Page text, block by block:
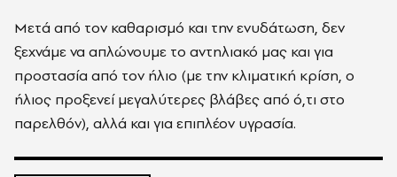
Μετά από τον καθαρισμό και την ενυδάτωση, δεν
ξεχνάμε να απλώνουμε το αντηλιακό μας και για
προστασία από τον ήλιο (με την κλιματική κρίση, ο
ήλιος προξενεί μεγαλύτερες βλάβες από ό,τι στο
παρελθόν), αλλά και για επιπλέον υγρασία.